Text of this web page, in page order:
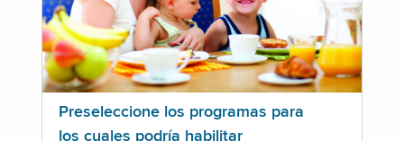
Preseleccione los programas para
los cuales podría habilitar